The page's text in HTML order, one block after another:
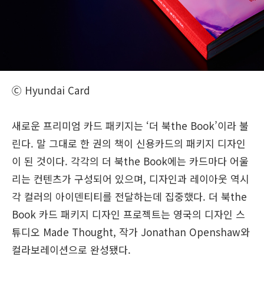
Ⓒ Hyundai Card
새로운 프리미엄 카드 패키지는 ‘더 북the Book’이라 불
린다. 말 그대로 한 권의 책이 신용카드의 패키지 디자인
이 된 것이다. 각각의 더 북the Book에는 카드마다 어울
리는 컨텐츠가 구성되어 있으며, 디자인과 레이아웃 역시
각 컬러의 아이덴티티를 전달하는데 집중했다. 더 북the
Book 카드 패키지 디자인 프로젝트는 영국의 디자인 스
튜디오 Made Thought, 작가 Jonathan Openshaw와
컬라보레이션으로 완성됐다.